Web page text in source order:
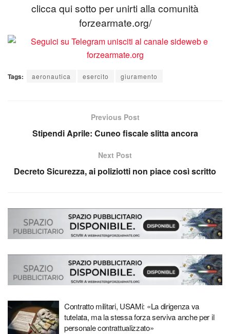
clicca qui sotto per unirti alla comunità
forzearmate.org/
Tags: aeronautica esercito giuramento
Previous Post
Stipendi Aprile: Cuneo fiscale slitta ancora
Next Post
Decreto Sicurezza, ai poliziotti non piace così scritto
Contratto militari, USAMi: «La dirigenza va
tutelata, ma la stessa forza serviva anche per il
personale contrattualizzato»